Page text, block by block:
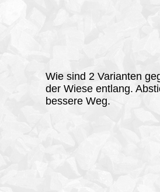
Wie sind 2 Varianten
der Wiese entlang.
bessere Weg.